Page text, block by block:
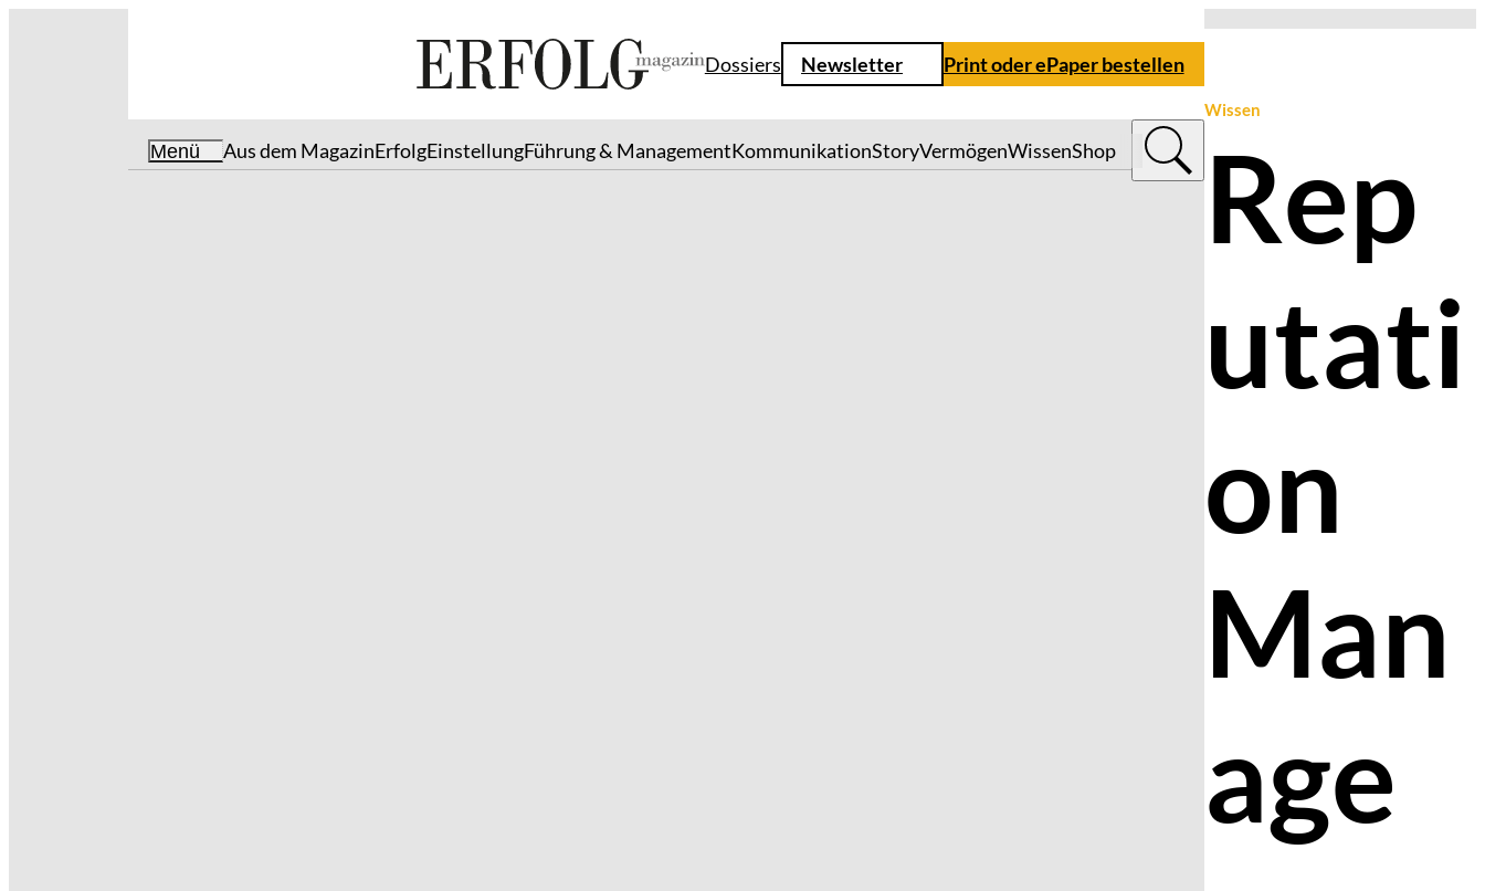
Dossiers Newsletter Print oder ePaper bestellen
Menü Aus dem MagazinErfolgEinstellungFührung & ManagementKommunikationStoryVermögenWissenShop
Wissen
Rep
utati
on
Man
age